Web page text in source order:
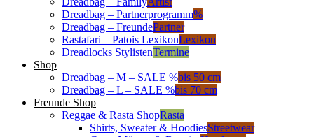
Dreadbag – Partnerprogramm%
Dreadbag – FreundePartner
Rastafari – Patois LexikonLexikon
Dreadlocks StylistenTermine
Shop
Dreadbag – M – SALE %bis 50 cm
Dreadbag – L – SALE %bis 70 cm
Freunde Shop
Reggae & Rasta ShopRasta
Shirts, Sweater & HoodiesStreetwear